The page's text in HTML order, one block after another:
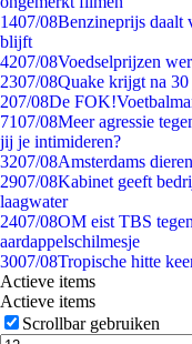
1407/08Benzineprijs daalt
blijft
4207/08Voedselprijzen
2307/08Quake krijgt na
207/08De
7107/08Meer agressie
jij je intimideren?
3207/08Amsterdams
2907/08Kabinet geeft
laagwater
2407/08OM eist TBS
aardappelschilmesje
3007/08Tropische hitte
Actieve items
Actieve items
Scrollbar gebruiken